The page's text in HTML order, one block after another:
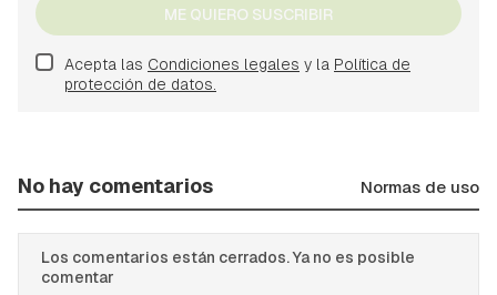
ME QUIERO SUSCRIBIR
Acepta las Condiciones legales y la Política de
protección de datos.
No hay comentarios Normas de uso
Los comentarios están cerrados. Ya no es posible
comentar